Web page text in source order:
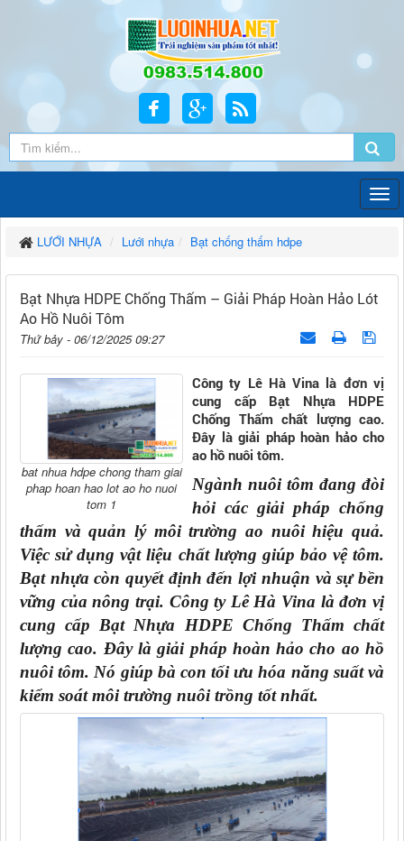
LƯỚI NHỰA Lưới nhựa Bạt chống thấm hdpe
Bạt Nhựa HDPE Chống Thấm – Giải Pháp Hoàn Hảo Lót
Ao Hồ Nuôi Tôm
Thứ bảy - 06/12/2025 09:27
bat nhua hdpe chong tham giai
phap hoan hao lot ao ho nuoi
tom 1
Công ty Lê Hà Vina là đơn vị
cung cấp Bạt Nhựa HDPE
Chống Thấm chất lượng cao.
Đây là giải pháp hoàn hảo cho
ao hồ nuôi tôm.
Ngành nuôi tôm đang đòi
hỏi các giải pháp chống
thấm và quản lý môi trường ao nuôi hiệu quả.
Việc sử dụng vật liệu chất lượng giúp bảo vệ tôm.
Bạt nhựa còn quyết định đến lợi nhuận và sự bền
vững của nông trại. Công ty Lê Hà Vina là đơn vị
cung cấp Bạt Nhựa HDPE Chống Thấm chất
lượng cao. Đây là giải pháp hoàn hảo cho ao hồ
nuôi tôm. Nó giúp bà con tối ưu hóa năng suất và
kiểm soát môi trường nuôi trồng tốt nhất.